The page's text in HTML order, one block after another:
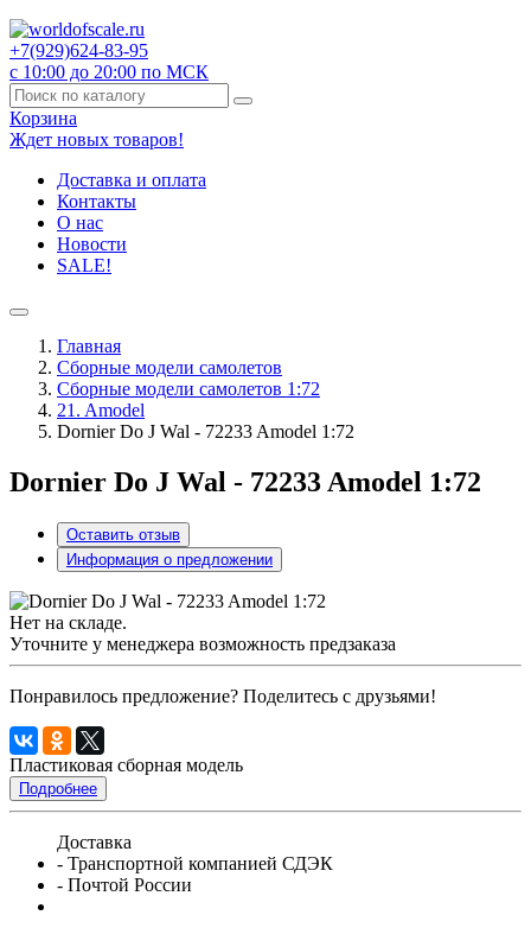
+7(929)624-83-95
с 10:00 до 20:00 по МСК
Корзина
Ждет новых товаров!
Доставка и оплата
Контакты
О нас
Новости
SALE!
Главная
Сборные модели самолетов
Сборные модели самолетов 1:72
21. Amodel
Dornier Do J Wal - 72233 Amodel 1:72
Dornier Do J Wal - 72233 Amodel 1:72
Оставить отзыв
Информация о предложении
Нет на складе.
Уточните у менеджера возможность предзаказа
Понравилось предложение? Поделитесь с друзьями!
Пластиковая сборная модель
Подробнее
Доставка
- Транспортной компанией СДЭК
- Почтой России